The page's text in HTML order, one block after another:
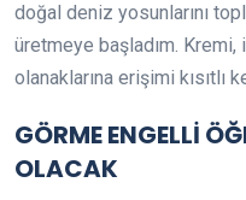
doğal deniz yosunlarını
üretmeye başladım. Kremi,
olanaklarına erişimi kısıtlı
GÖRME ENGELLİ
OLACAK